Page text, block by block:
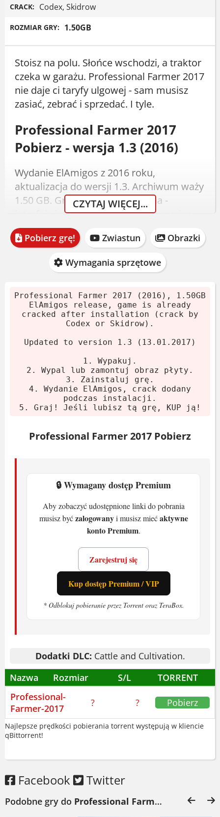
CRACK: Codex, Skidrow
ROZMIAR GRY: 1.50GB
Stoisz na polu. Słońce wschodzi, a traktor
czeka w garażu. Professional Farmer 2017
nie daje ci taryfy ulgowej - sam musisz
zasiać, zebrać i sprzedać. I tyle.
Professional Farmer 2017
Pobierz - wersja 1.3 (2016)
Wydanie ElAmigos z 2016 roku,
aktualizacja do wersji 1.3. Archiwum waży
1.50 GB. Gra jest już spolszczona -
interfejs i napisy po polsku. Nie musisz
szukać cracka, wszystko jest w
instalatorze.
Pobierz archiwum.
Wypakuj za pomocą 7-Zip lub
WinRAR.
Zamontuj obraz płyty lub wypal.
Uruchom instalator.
Graj! Jeśli grę polubisz, KUP ją.
Wymagania systemowe
Minimalne
System:Windows Vista/7/8/10
AMD X2 3.0 GHz
280 / Radeon HD 4870
Miejsce na dysku:2 GB HDD
Zalecane
Procesor: Quad Core 3.4 GHz
Pamięć:8 GB RAM
Karta graficzna:2 GB GeForce GTX
760 / Radeon HD R9 270X
Miejsce na dysku:2 GB HDD
O grze Professional Farmer
2017
Professional Farmer 2017 to symulator,
który stawia na realizm. Masz do
dyspozycji traktory, kombajny i inne
maszyny. Każdy etap pracy wymaga
precyzji. Zginąłem? Nie, ale kombajn
na pogodę i stan gleby.
Możesz uprawiać zboża, kukurydzę,
rzepak. Hodujesz też bydło i trzodę.
Ekonomia nie wybacza błędów - jedno
CZYTAJ WIĘCEJ...
Pobierz grę! Zwiastun Obrazki
Wymagania sprzętowe
Professional Farmer 2017 (2016), 1.50GB
ElAmigos release, game is already
cracked after installation (crack by
Codex or Skidrow).
Updated to version 1.3 (13.01.2017)
1. Wypakuj.
2. Wypal lub zamontuj obraz płyty.
3. Zainstaluj grę.
4. Wydanie ElAmigos, crack dodany
podczas instalacji.
5. Graj! Jeśli lubisz tą grę, KUP ją!
Professional Farmer 2017 Pobierz
🔒 Wymagany dostęp Premium
Aby zobaczyć udostępnione linki do pobrania
musisz byćzalogowanyi musisz miećaktywne
konto Premium.
Zarejestruj się
Kup dostęp Premium / VIP
* Odblokuj pobieranie przez Torrent oraz TeraBox.
Dodatki DLC: Cattle and Cultivation.
Nazwa
Rozmiar S/L
TORRENT
Professional-
Farmer-2017
? ? Pobierz
Najlepsze prędkości pobierania torrent występują w kliencie
qBittorrent!
Facebook Twitter
Podobne gry do Professional Farmer 2017 Pobierz